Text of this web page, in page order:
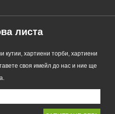
листа
кутии, хартиени торби, хартиени
своя имейл до нас и ние ще